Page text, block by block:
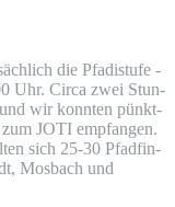
die Pfadistu­fe -
Uhr. Cir­ca zwei Stun­
wir konn­ten pünkt­
JOTI emp­fan­gen.
sich 25-30 Pfad­fin­
Mos­bach und